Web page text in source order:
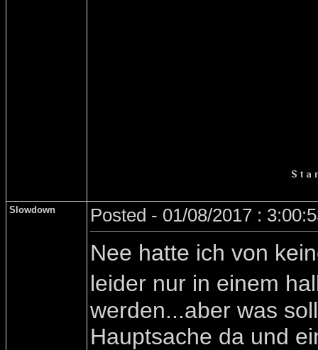
Slowdown Posted - 01/08/2017 :
Nee hatte ich von
leider nur in einem
werden...aber was
Hauptsache da und